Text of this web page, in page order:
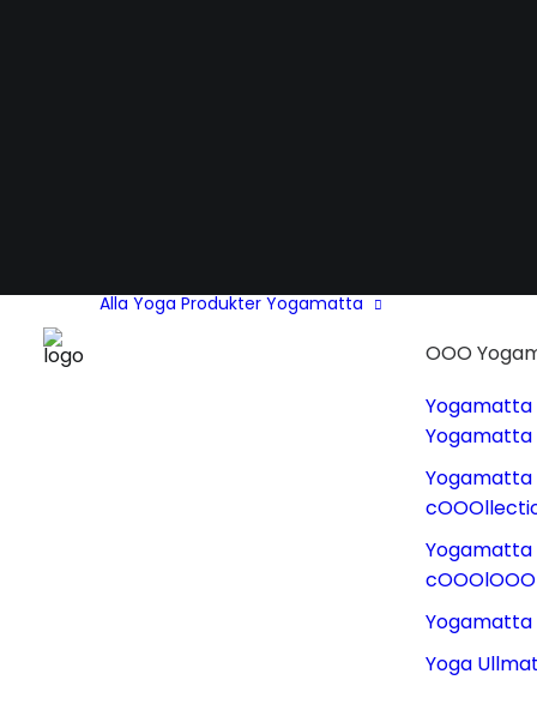
Alla Yoga Produkter Yogamatta
OOO
Yogamatta
Yogamatta
Yogamatta
Yogamatta
Yogamatta
Yoga